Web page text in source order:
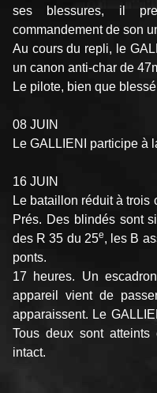
ses blessures, il
commandement de son
Au cours du repli, le
un canon anti-char de
Le pilote, bien que
08 JUIN
Le GALLIENI participe à
16 JUIN
Le bataillon réduit à trois
Prés. Des blindés sont
des R 35 du 25e, les B
ponts.
17 heures. Un
appareil vient de
apparaissent. Le
Tous deux sont
intact.